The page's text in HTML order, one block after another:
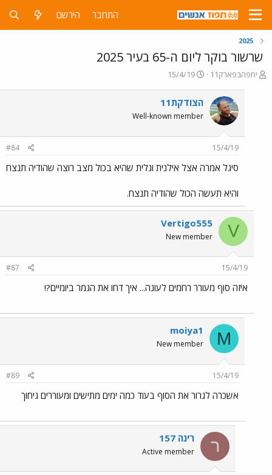
התחבר הירשם
2025
שרשור בוקר ליום ה-65 בעיר 2025
פ
יחפהבפארק11
פ
ס
ם
ת
י
15/4/19
הצודקת11
Well-known member
15/4/19
#84
סיגל אמרה אצל אילנית וגלית שהיא בכול מצב רוצה שהודיה תנצח
והיא תעשה הכול שהודיה תנצח.
V
Vertigo555
New member
15/4/19
#87
איזה סוף מעורר רחמים לעונה... איך דחו את הגמר ביומיים?!
M
moiya1
New member
15/4/19
#89
אשכרה לגרור את הסוף בעוד כמה ימים מתישים ומעוררים גיחוך
ר רינה 157
Active member